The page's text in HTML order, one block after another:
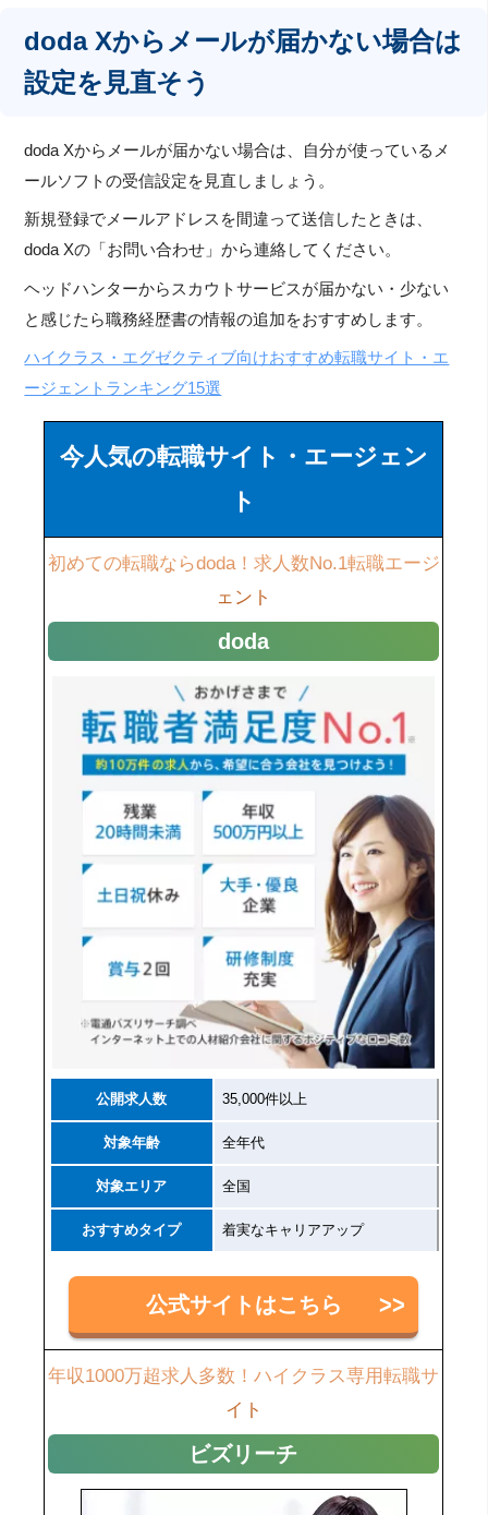
doda Xからメールが届かない場合は
設定を見直そう
doda Xからメールが届かない場合は、自分が使っているメ
ールソフトの受信設定を見直しましょう。
新規登録でメールアドレスを間違って送信したときは、
doda Xの「お問い合わせ」から連絡してください。
ヘッドハンターからスカウトサービスが届かない・少ない
と感じたら職務経歴書の情報の追加をおすすめします。
ハイクラス・エグゼクティブ向けおすすめ転職サイト・エ
ージェントランキング15選
今人気の転職サイト・エージェン
ト
初めての転職ならdoda！求人数No.1転職エージ
ェント
doda
公開求人数 35,000件以上
対象年齢 全年代
対象エリア 全国
おすすめタイプ 着実なキャリアアップ
公式サイトはこちら
年収1000万超求人多数！ハイクラス専用転職サ
イト
ビズリーチ